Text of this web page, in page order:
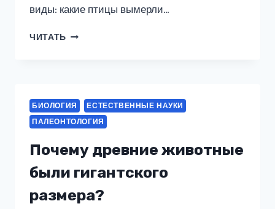
виды: какие птицы вымерли…
ЧИТАТЬ ЧУДО
БИОЛОГИЯ
ЕСТЕСТВЕННЫЕ НАУКИ
ПАЛЕОНТОЛОГИЯ
Почему древние животные
были гигантского
размера?